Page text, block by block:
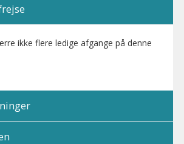
ikke flere ledige afgange på denne